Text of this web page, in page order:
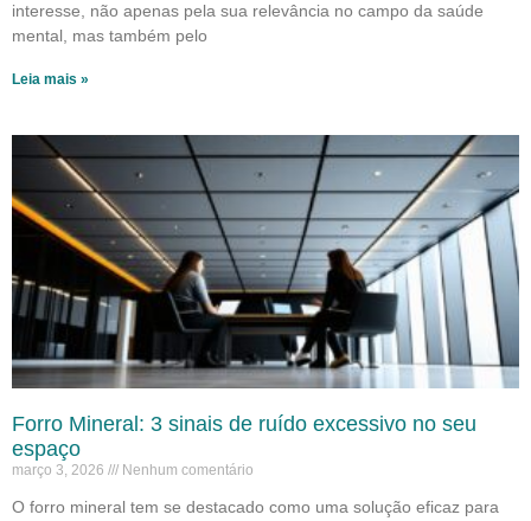
interesse, não apenas pela sua relevância no campo da saúde
mental, mas também pelo
Leia mais »
Forro Mineral: 3 sinais de ruído excessivo no seu
espaço
março 3, 2026 Nenhum comentário
O forro mineral tem se destacado como uma solução eficaz para